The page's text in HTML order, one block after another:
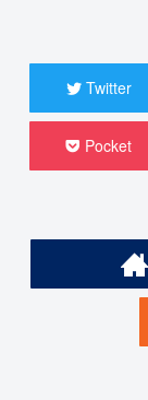
Twitter
Pocket